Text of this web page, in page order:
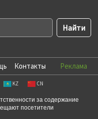
Контакты Реклама
KZ CN
за содержание
посетители